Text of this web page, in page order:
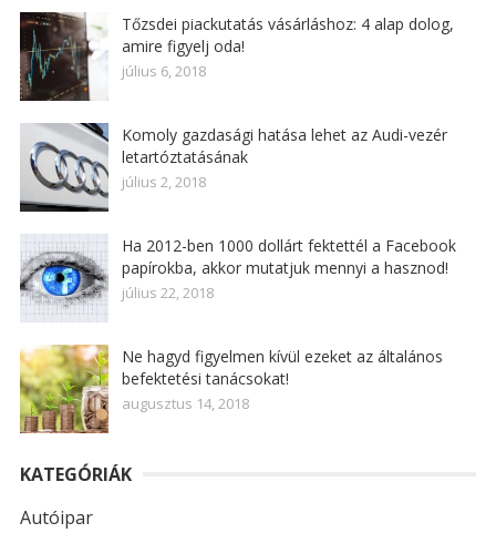
Tőzsdei piackutatás vásárláshoz: 4 alap dolog,
amire figyelj oda!
július 6, 2018
Komoly gazdasági hatása lehet az Audi-vezér
letartóztatásának
július 2, 2018
Ha 2012-ben 1000 dollárt fektettél a Facebook
papírokba, akkor mutatjuk mennyi a hasznod!
július 22, 2018
Ne hagyd figyelmen kívül ezeket az általános
befektetési tanácsokat!
augusztus 14, 2018
KATEGÓRIÁK
Autóipar